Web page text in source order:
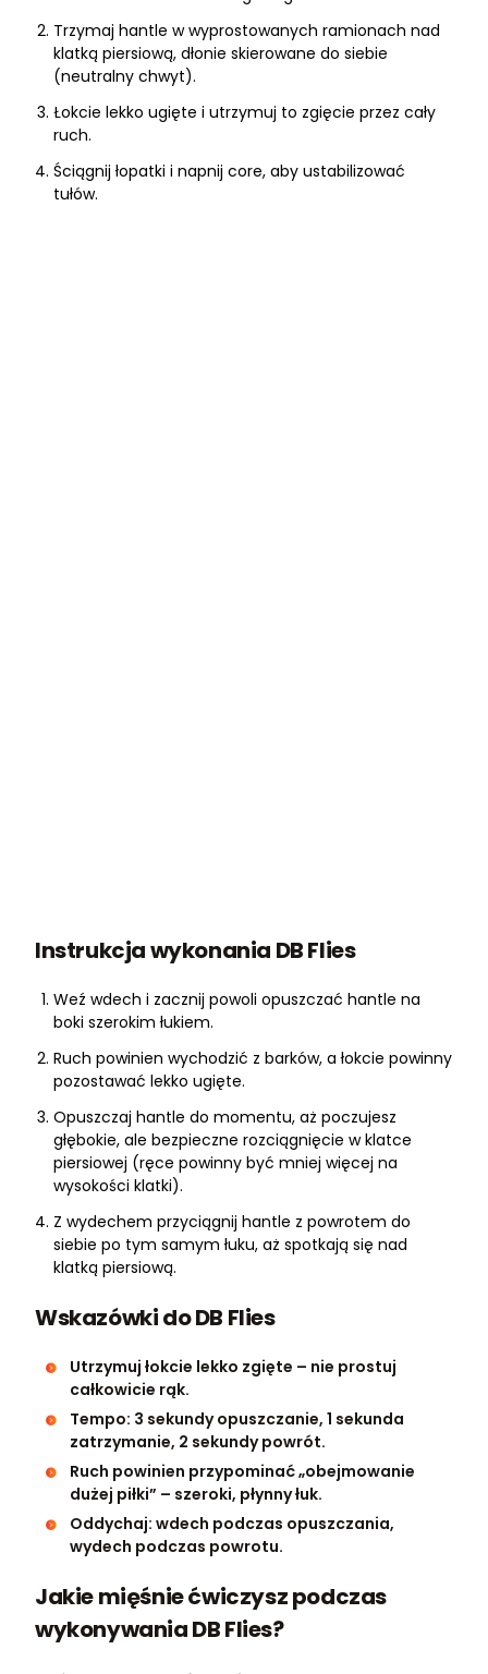
Trzymaj hantle w wyprostowanych ramionach nad
klatką piersiową, dłonie skierowane do siebie
(neutralny chwyt).
Łokcie lekko ugięte i utrzymuj to zgięcie przez cały
ruch.
Ściągnij łopatki i napnij core, aby ustabilizować
tułów.
Instrukcja wykonania DB Flies
Weź wdech i zacznij powoli opuszczać hantle na
boki szerokim łukiem.
Ruch powinien wychodzić z barków, a łokcie powinny
pozostawać lekko ugięte.
Opuszczaj hantle do momentu, aż poczujesz
głębokie, ale bezpieczne rozciągnięcie w klatce
piersiowej (ręce powinny być mniej więcej na
wysokości klatki).
Z wydechem przyciągnij hantle z powrotem do
siebie po tym samym łuku, aż spotkają się nad
klatką piersiową.
Wskazówki do DB Flies
Utrzymuj łokcie lekko zgięte – nie prostuj
całkowicie rąk.
Tempo: 3 sekundy opuszczanie, 1 sekunda
zatrzymanie, 2 sekundy powrót.
Ruch powinien przypominać „obejmowanie
dużej piłki” – szeroki, płynny łuk.
Oddychaj: wdech podczas opuszczania,
wydech podczas powrotu.
Jakie mięśnie ćwiczysz podczas
wykonywania DB Flies?